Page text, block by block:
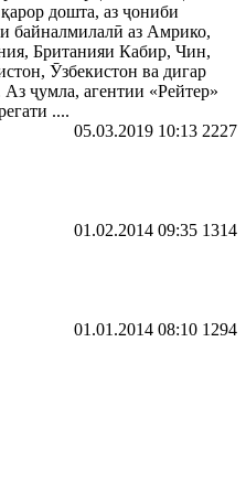
дошта, аз ҷониби
байналмилалӣ аз Амрико,
Британияи Кабир, Чин,
Ӯзбекистон ва дигар
Аз ҷумла, агентии «Рейтер»
....
05.03.2019 10:13 2227
01.02.2014 09:35 1314
01.01.2014 08:10 1294